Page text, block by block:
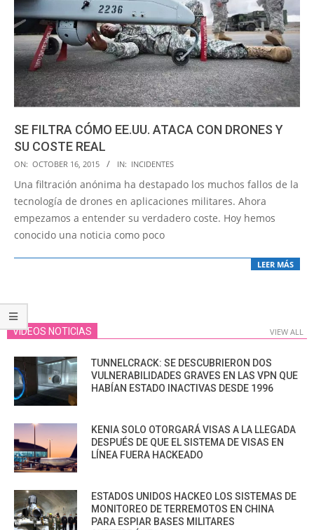
SE FILTRA CÓMO EE.UU. ATACA CON DRONES Y
SU COSTE REAL
2015-
10-
16
ON: OCTOBER 16, 2015 IN: INCIDENTES
Una filtración anónima ha destapado los muchos fallos de la
tecnología de drones en aplicaciones militares. Ahora
empezamos a entender su verdadero coste. Hoy hemos
conocido una noticia como poco
LEER MÁS
VIDEOS NOTICIAS VIEW ALL
TUNNELCRACK: SE DESCUBRIERON DOS
VULNERABILIDADES GRAVES EN LAS VPN QUE
HABÍAN ESTADO INACTIVAS DESDE 1996
KENIA SOLO OTORGARÁ VISAS A LA LLEGADA
DESPUÉS DE QUE EL SISTEMA DE VISAS EN
LÍNEA FUERA HACKEADO
ESTADOS UNIDOS HACKEO LOS SISTEMAS DE
MONITOREO DE TERREMOTOS EN CHINA
PARA ESPIAR BASES MILITARES